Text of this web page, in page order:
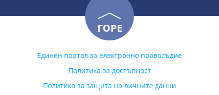
ГОРЕ
Единен портал за електронно правосъдие
Политика за достъпност
Политика за защита на личните данни